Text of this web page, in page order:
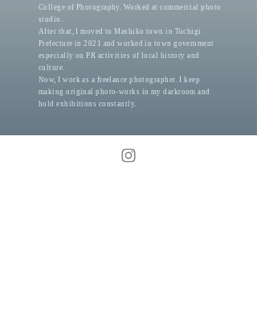
College of Photography. Worked atcommercial photo
studio.
After that, I moved to Mashiko town in Tochigi
Prefecture in 2021 and worked in town government
especially on PR activities of local history and
culture.
Now, I work as a freelance photographer. I keep
making originalphoto-works in my darkroom and
holdexhibitions constantly.